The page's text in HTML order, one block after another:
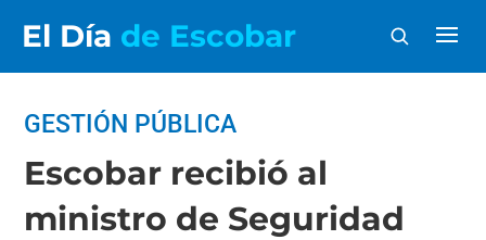
El Día de Escobar
GESTIÓN PÚBLICA
Escobar recibió al
ministro de Seguridad